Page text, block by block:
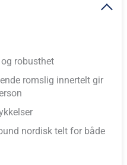
robusthet
romslig innertelt gir
nordisk telt for både